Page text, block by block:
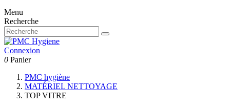
Menu
Recherche
Connexion
0 Panier
PMC hygiène
MATÉRIEL NETTOYAGE
TOP VITRE